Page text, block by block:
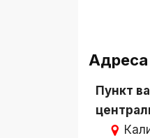
Адреса
Пункт